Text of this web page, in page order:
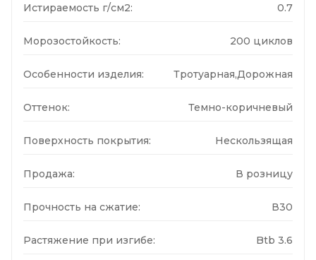
Истираемость г/см2: 0.7
Морозостойкость: 200 циклов
Особенности изделия: Тротуарная,Дорожная
Оттенок: Темно-коричневый
Поверхность покрытия: Нескользящая
Продажа: В розницу
Прочность на сжатие: В30
Растяжение при изгибе: Btb 3.6